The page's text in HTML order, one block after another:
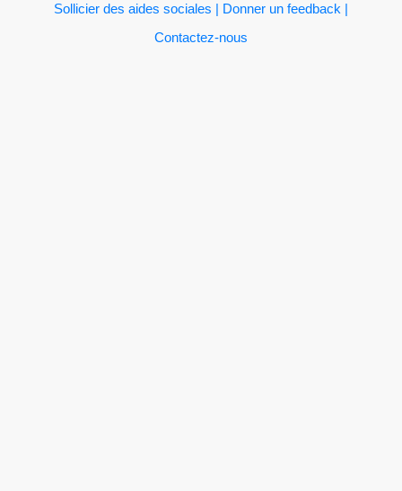
Sollicier des aides sociales | Donner un feedback |
Contactez-nous